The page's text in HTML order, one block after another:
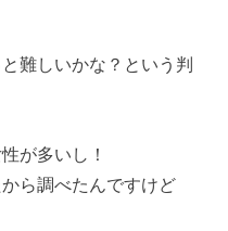
難しいかな？という判
が多いし！
ら調べたんですけど